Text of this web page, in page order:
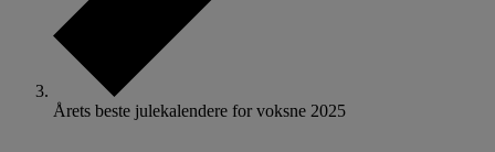
Årets beste julekalendere for voksne 2025